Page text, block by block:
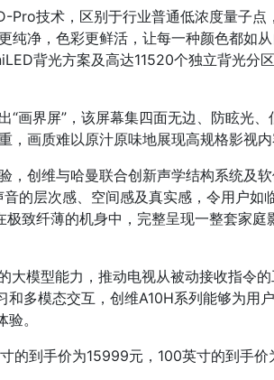
Pro技术，区别于行业普通低浓度量子点
纯净，色彩更鲜活，让每一种颜色都如
背光方案及高达11520个独立背光分
画界屏”，该屏幕集四面无边、防眩光、
，画质难以原汁原味地展现高规格影视
创维与哈曼联合创新声学结构系统及软
的层次感、空间感及真实感，令用户如
致纤薄的机身中，完整呈现一整套家庭
模型能力，推动电视从被动接收指令的
和多模态交互，创维A10H系列能够为用
。
的到手价为15999元，100英寸的到手